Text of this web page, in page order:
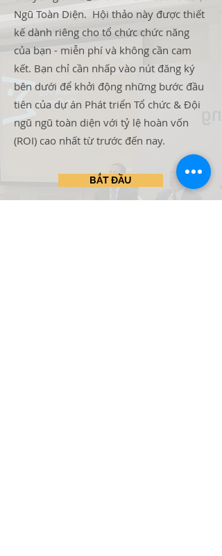
Ngũ Toàn Diện. Hội thảo này được thiết
kế dành riêng cho tổ chức chức năng
của bạn - miễn phí và không cần cam
kết. Bạn chỉ cần nhấp vào nút đăng ký
bên dưới để khởi động những bước đầu
tiên của dự án Phát triển Tổ chức & Đội
ngũ ngũ toàn diện với tỷ lệ hoàn vốn
(ROI) cao nhất từ trước đến nay.
BẮT ĐẦU